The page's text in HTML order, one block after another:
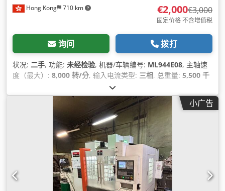
Hong Kong 710 km €2,000€3,000
固定价格 不含增值税
询问 拨打
状况: 二手, 功能: 未经检验, 机器/车辆编号: ML944E08, 主轴速
度（最大）: 8,000 转/分, 输入电流类型: 三相, 总重量: 5,500 千
小广告